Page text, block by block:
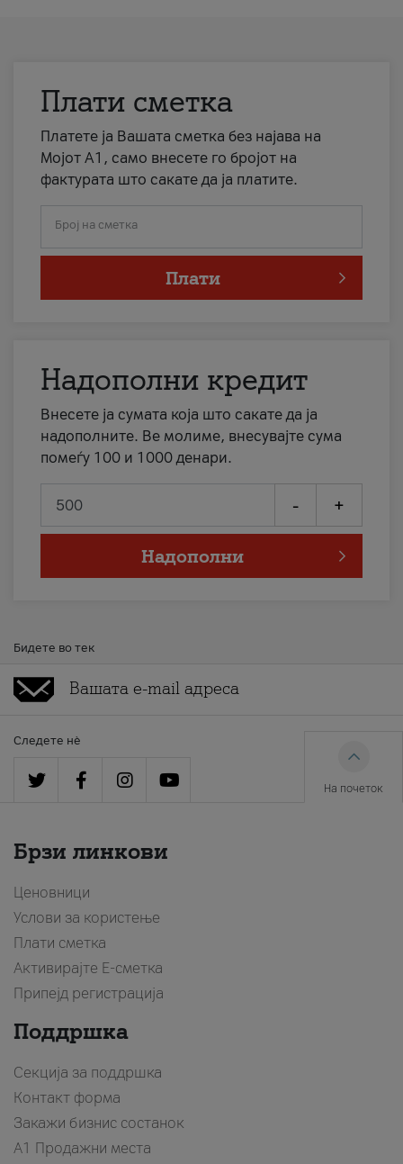
Плати сметка
Платете ја Вашата сметка без најава на
Мојот А1, само внесете го бројот на
фактурата што сакате да ја платите.
Број на сметка
Плати
Надополни кредит
Внесете ја сумата која што сакате да ја
надополните. Ве молиме, внесувајте сума
помеѓу 100 и 1000 денари.
- +
Надополни
Бидете во тек
Следете нè
На почеток
Брзи линкови
Ценовници
Услови за користење
Плати сметка
Активирајте Е-сметка
Припејд регистрација
Поддршка
Секција за поддршка
Контакт форма
Закажи бизнис состанок
A1 Продажни места